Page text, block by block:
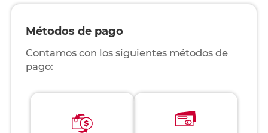
Métodos de pago
Contamos con los siguientes métodos de
pago: